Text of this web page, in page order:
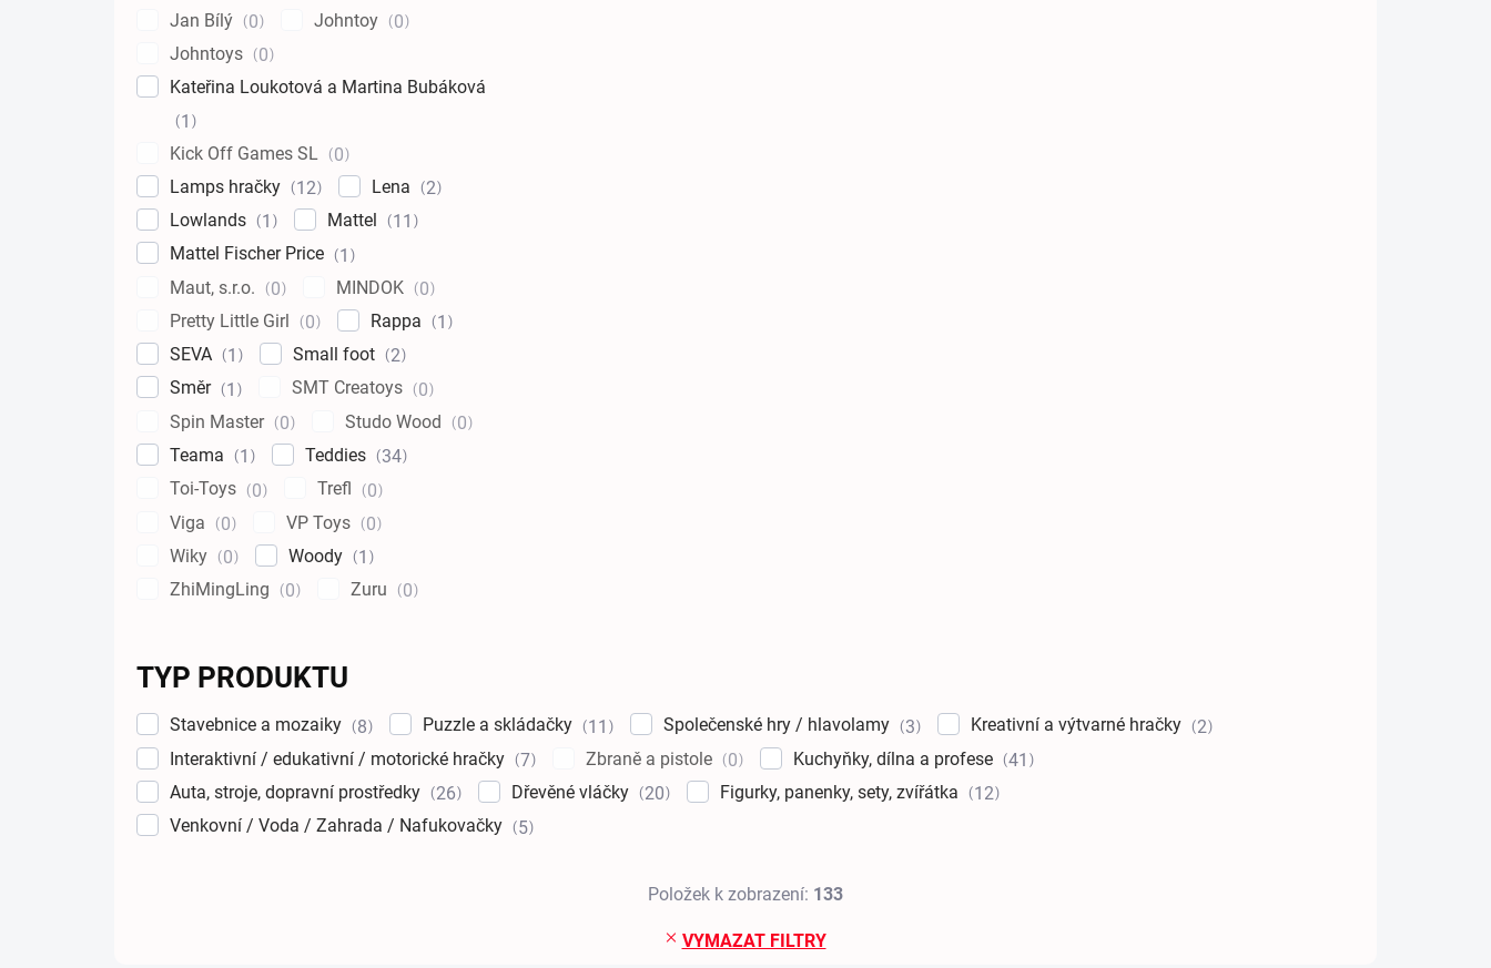
Jan Bílý
0 Johntoy
0
Johntoys
0
Kateřina Loukotová a Martina Bubáková
1
Kick Off Games SL
0
Lamps hračky
12 Lena
2
Lowlands
1 Mattel
11
Mattel Fischer Price
1
Maut, s.r.o.
0 MINDOK
0
Pretty Little Girl
0 Rappa
1
SEVA
1 Small foot
2
Směr
1 SMT Creatoys
0
Spin Master
0 Studo Wood
0
Teama
1 Teddies
34
Toi-Toys
0 Trefl
0
Viga
0 VP Toys
0
Wiky
0 Woody
1
ZhiMingLing
0 Zuru 0
TYP PRODUKTU
Stavebnice a mozaiky 8 Puzzle a skládačky 11 Společenské hry / hlavolamy 3 Kreativní a výtvarné hračky
2
Interaktivní / edukativní / motorické hračky
7 Zbraně a pistole 0 Kuchyňky, dílna a profese
41
Auta, stroje, dopravní prostředky
26 Dřevěné vláčky 20 Figurky, panenky, sety, zvířátka
12
Venkovní / Voda / Zahrada / Nafukovačky
5
VYMAZAT FILTRY
Položek k zobrazení: 133